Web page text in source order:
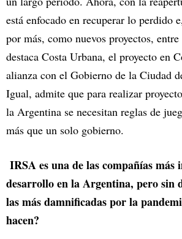
está enfocado en recuperar lo perdido
por más, como nuevos proyectos,
destaca Costa Urbana, el proyecto en
alianza con el Gobierno de la Ciudad
Igual, admite que para realizar
la Argentina se necesitan reglas de
más que un solo gobierno.
IRSA es una de las compañías más
desarrollo en la Argentina, pero sin
las más damnificadas por la
hacen?